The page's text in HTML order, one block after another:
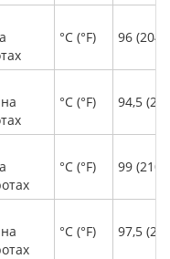
°С (°F) 96
°С (°F) 94,5
°С (°F) 99
°С (°F) 97,5